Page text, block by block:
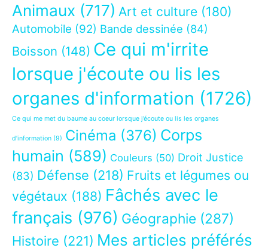
Animaux (717) Art et culture (180)
Automobile (92) Bande dessinée (84)
Boisson (148) Ce qui m'irrite
lorsque j'écoute ou lis les
organes d'information (1726)
Ce qui me met du baume au coeur lorsque j’écoute ou lis les organes
d’information (9) Cinéma (376) Corps
humain (589) Couleurs (50) Droit Justice
(83) Défense (218) Fruits et légumes ou
végétaux (188) Fâchés avec le
français (976) Géographie (287)
Histoire (221) Mes articles préférés